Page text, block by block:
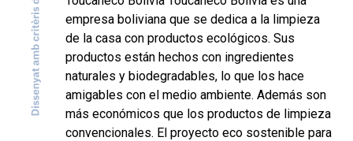
empresa boliviana que se dedica a la limpieza
de la casa con productos ecológicos. Sus
productos están hechos con ingredientes
naturales y biodegradables, lo que los hace
amigables con el medio ambiente. Además son
más económicos que los productos de limpieza
convencionales. El proyecto eco sostenible para